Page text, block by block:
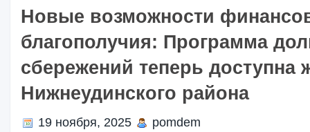
Новые возможности
благополучия: Программа
сбережений теперь доступна
Нижнеудинского района
19 ноября, 2025 pomdem